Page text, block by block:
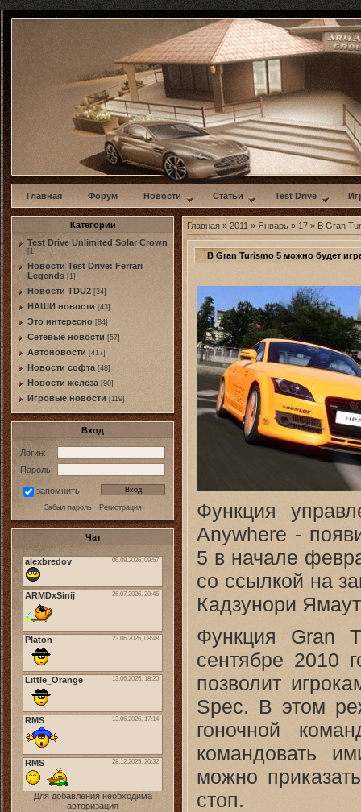
w
Главная Форум Новости Статьи Test Drive
Категории
Test Drive Unlimited Solar Crown
[1]
Новости Test Drive: Ferrari
Legends [1]
Новости TDU2 [34]
НАШИ новости [43]
Это интересно [84]
Сетевые новости [57]
Автоновости [417]
Новости софта [48]
Новоcти железа [90]
Игровые новости [119]
Вход
Логин:
Пароль:
запомнить
Забыл пароль· Регистрация
Чат
Для добавления необходима
авторизация
Главная » 2011 » Январь » 17 » В Gran
В Gran Turismo 5 можно будет
Функция
Anywhere -
5 в начале
со ссылкой на
Кадзунори
Функция Gran
сентябре 2010
позволит
Spec. В этом
гоночной
командовать
можно
стоп.